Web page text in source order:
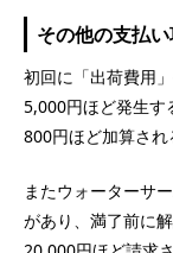
その他の支払い
初回に「出荷費用
5,000円ほど発生す
800円ほど加算され
またウォーターサ
があり、満了前に